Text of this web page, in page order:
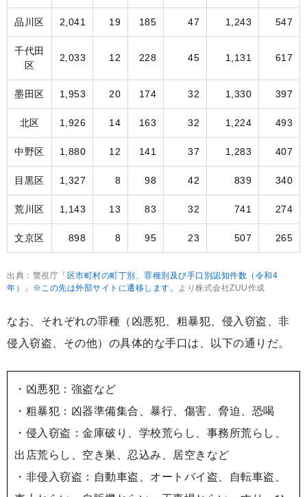
品川区 2,041 19 185 47 1,243 547
千代田
区
2,033 12 228 45 1,131 617
墨田区 1,953 20 174 32 1,330 397
北区 1,926 14 163 32 1,224 493
中野区 1,880 12 141 37 1,283 407
目黒区 1,327 8 98 42 839 340
荒川区 1,143 13 83 32 741 274
文京区 898 8 95 23 507 265
出典：警視庁 「区市町村の町丁別、罪種別及び手口別認知件数（令和4
年）」※この先は外部サイトに遷移します。 より株式会社ZUU作成
なお、それぞれの罪種（凶悪犯、粗暴犯、侵入窃盗、非
侵入窃盗、その他）の具体的な手口は、以下の通りだ。
・凶悪犯：強盗など
・粗暴犯：凶器準備集合、暴行、傷害、脅迫、恐喝
・侵入窃盗：金庫破り、学校荒らし、事務所荒らし、
出店荒らし、空き巣、忍込み、居空きなど
・非侵入窃盗：自動車盗、オートバイ盗、自転車盗、